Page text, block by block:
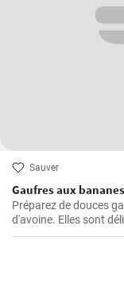
Sauver
Gaufres aux
Préparez de douces
d'avoine. Elles sont
servies par exemple